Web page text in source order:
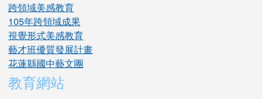
跨領域美感教育
105年跨領域成果
視覺形式美感教育
藝才班優質發展計畫
花蓮縣國中藝文團
教育網站